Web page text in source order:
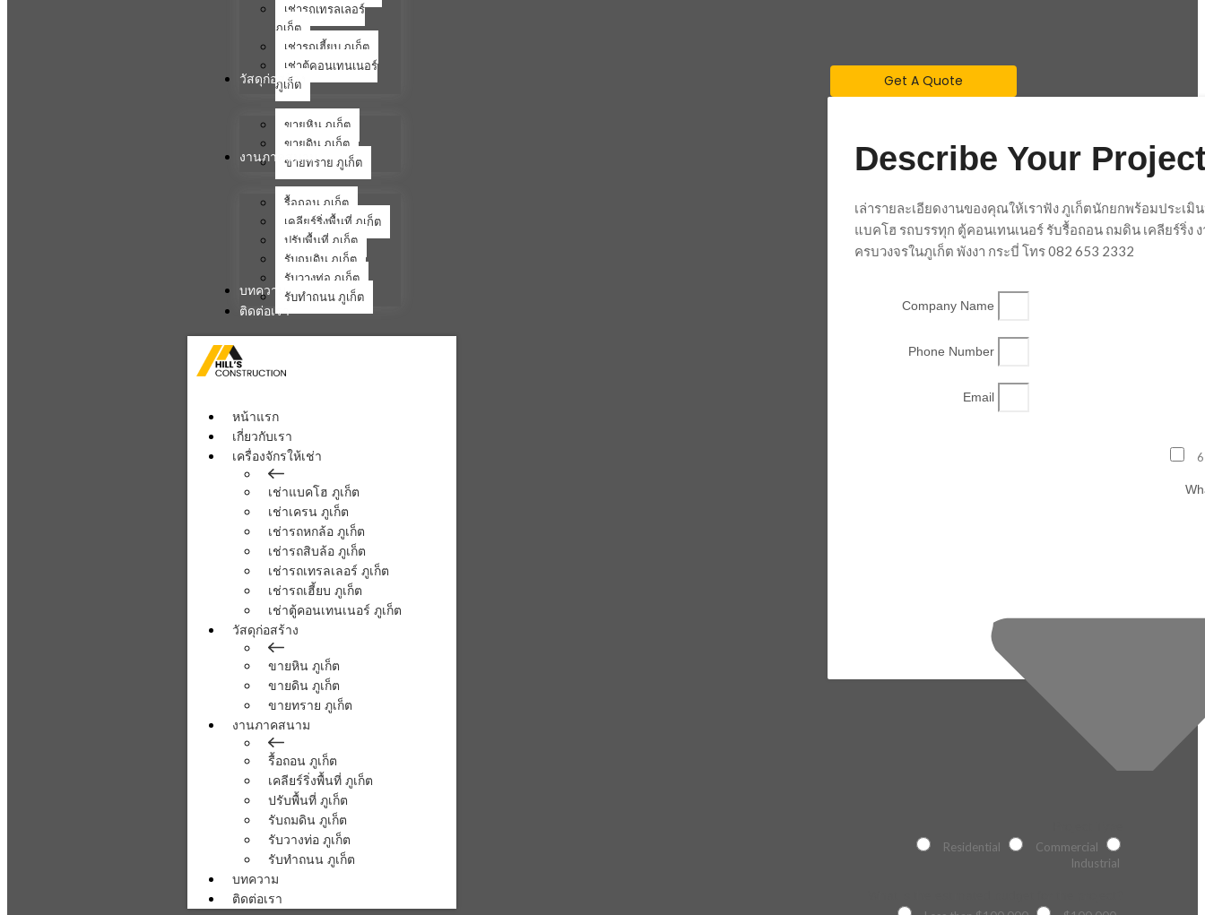
เช่ารถเทรลเลอร์
ภูเก็ต
เช่ารถเฮี้ยบ ภูเก็ต
เช่าตู้คอนเทนเนอร์
ภูเก็ต
วัสดุก่อสร้าง
ขายหิน ภูเก็ต
ขายดิน ภูเก็ต
ขายทราย ภูเก็ต
งานภาคสนาม
รื้อถอน ภูเก็ต
เคลียร์ริ่งพื้นที่ ภูเก็ต
ปรับพื้นที่ ภูเก็ต
รับถมดิน ภูเก็ต
รับวางท่อ ภูเก็ต
รับทำถนน ภูเก็ต
บทความ
ติดต่อเรา
หน้าแรก
เกี่ยวกับเรา
เครื่องจักรให้เช่า
เช่าแบคโฮ ภูเก็ต
เช่าเครน ภูเก็ต
เช่ารถหกล้อ ภูเก็ต
เช่ารถสิบล้อ ภูเก็ต
เช่ารถเทรลเลอร์ ภูเก็ต
เช่ารถเฮี้ยบ ภูเก็ต
เช่าตู้คอนเทนเนอร์ ภูเก็ต
วัสดุก่อสร้าง
ขายหิน ภูเก็ต
ขายดิน ภูเก็ต
ขายทราย ภูเก็ต
งานภาคสนาม
รื้อถอน ภูเก็ต
เคลียร์ริ่งพื้นที่ ภูเก็ต
ปรับพื้นที่ ภูเก็ต
รับถมดิน ภูเก็ต
รับวางท่อ ภูเก็ต
รับทำถนน ภูเก็ต
บทความ
ติดต่อเรา
Get A Quote
Describe Your
เล่ารายละเอียดงานของคุณให้เราฟัง ภูเก็ตนักยกพร้อมประเมิ
แบคโฮ รถบรรทุก ตู้คอนเทนเนอร์ รับรื้อถอน ถมดิน เคลียร์ริ่ง
ครบวงจรในภูเก็ต พังงา กระบี่ โทร 082 653 2332
Company Name
Phone Number
Email
Residential
Commercial
Industrial